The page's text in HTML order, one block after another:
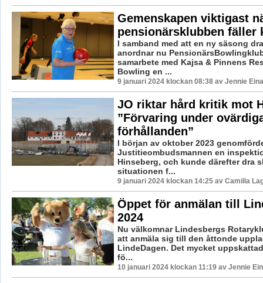
Gemenskapen viktigast
pensionärsklubben fäller
I samband med att en ny säsong
anordnar nu
samarbete med Kajsa & Pinnens
Bowling en ...
9 januari 2024 klockan 08:38 av Jennie
JO riktar hård kritik mot
”Förvaring under
förhållanden”
I början av oktober 2023
Justitieombudsmannen en
Hinseberg, och kunde därefter dra
situationen f...
9 januari 2024 klockan 14:25 av Camilla
Öppet för anmälan till
2024
Nu välkomnar Lindesbergs
att anmäla sig till den åttonde
LindeDagen. Det mycket
fö...
10 januari 2024 klockan 11:19 av Jennie